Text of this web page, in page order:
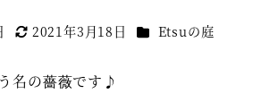
更新日
2021年3月18日 カテゴリー
Etsuの庭
名の薔薇です♪